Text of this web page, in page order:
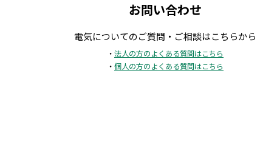
お問い合わせ
電気についてのご質問・ご相談はこちらから
・ 法人の方のよくある質問はこちら
・ 個人の方のよくある質問はこちら